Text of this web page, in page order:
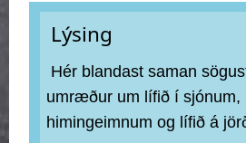
Lýsing
Hér blandast saman
umræður um lífið í sjónum,
himingeimnum og lífið á